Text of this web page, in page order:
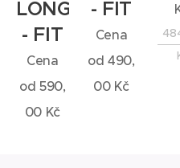
LONG
- FIT
Cena
od 590,
00Kč
- FIT
Cena
od490,
00Kč